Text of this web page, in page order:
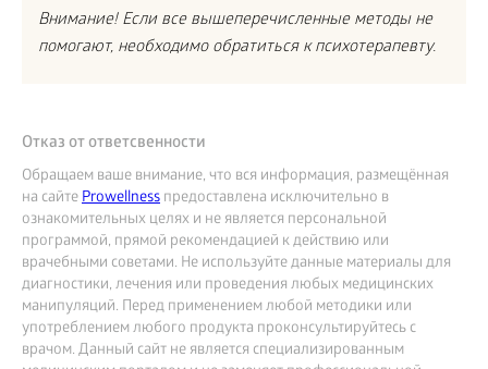
Внимание! Если все вышеперечисленные методы не
помогают, необходимо обратиться к психотерапевту.
Отказ от ответсвенности
Обращаем ваше внимание, что вся информация, размещённая
на сайтеProwellness предоставлена исключительно в
ознакомительных целях и не является персональной
программой, прямой рекомендацией к действию или
врачебными советами. Не используйте данные материалы для
диагностики, лечения или проведения любых медицинских
манипуляций. Перед применением любой методики или
употреблением любого продукта проконсультируйтесь с
врачом. Данный сайт не является специализированным